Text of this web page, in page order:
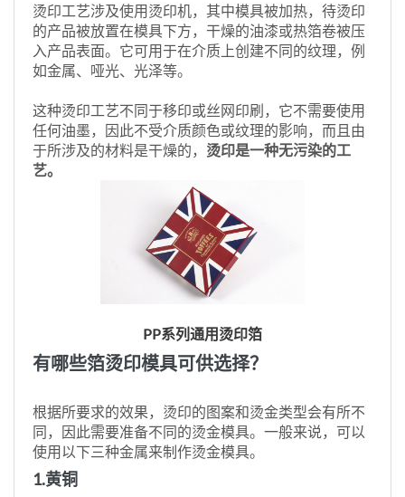
烫印工艺涉及使用烫印机，其中模具被加热，待烫印
的产品被放置在模具下方，干燥的油漆或热箔卷被压
入产品表面。它可用于在介质上创建不同的纹理，例
如金属、哑光、光泽等。
这种烫印工艺不同于移印或丝网印刷，它不需要使用
任何油墨，因此不受介质颜色或纹理的影响，而且由
于所涉及的材料是干燥的， 烫印是一种无污染的工
艺。
PP系列通用烫印箔
有哪些箔烫印模具可供选择？
根据所要求的效果，烫印的图案和烫金类型会有所不
同，因此需要准备不同的烫金模具。一般来说，可以
使用以下三种金属来制作烫金模具。
1.黄铜